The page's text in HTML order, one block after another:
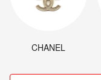
CHANEL